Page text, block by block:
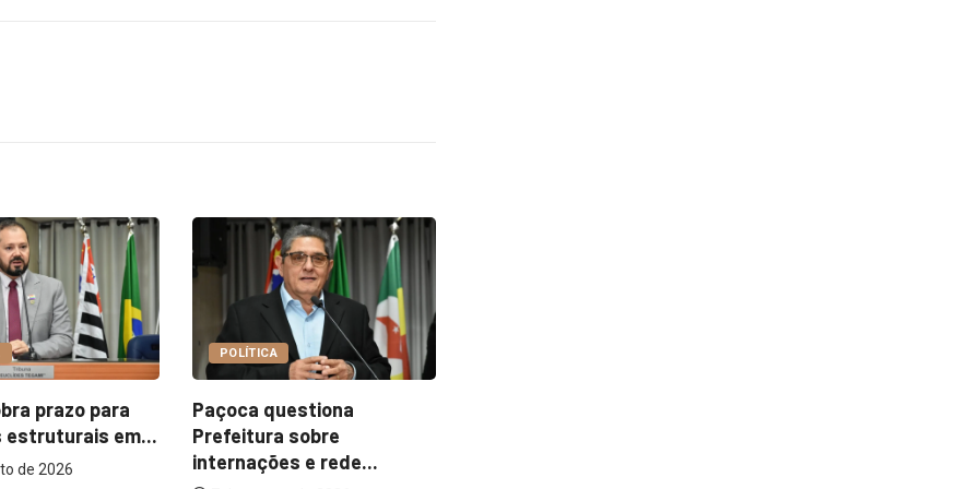
sobre
e rede...
COTIDIANO
Garimpo Day reúne
brechós, gastronomia e
atrações...